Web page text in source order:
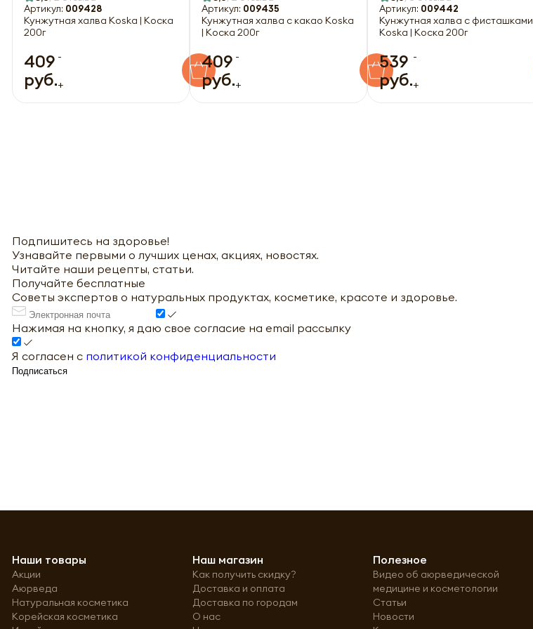
Артикул: 009428
Кунжутная халва Koska | Коска
200г
409
руб.
-
+
Артикул: 009435
Кунжутная халва с какао Koska
| Коска 200г
409
руб.
-
+
Артикул: 009442
Кунжутная халва с фисташками
Koska | Коска 200г
539
руб.
-
+
Подпишитесь на здоровье!
Узнавайте первыми о лучших ценах, акциях, новостях.
Читайте наши рецепты, статьи.
Получайте бесплатные
Советы экспертов о натуральных продуктах, косметике, красоте и здоровье.
Нажимая на кнопку, я даю свое согласие на email рассылку
Я согласен с политикой конфиденциальности
Подписаться
Наши товары
Акции
Аюрведа
Натуральная косметика
Корейская косметика
Наш магазин
Как получить скидку?
Доставка и оплата
Доставка по городам
О нас
Полезное
Видео об аюрведической
медицине и косметологии
Статьи
Новости